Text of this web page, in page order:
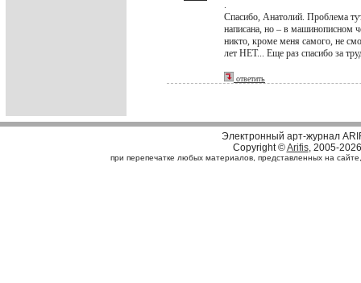
.
Спасибо, Анатолий. Проблема
написана, но – в машинописном
никто, кроме меня самого, не
лет НЕТ... Еще раз спасибо за
ответить
Электронный арт-журнал
Copyright ©Arifis, 2005-2026
при перепечатке любых материалов, представленных на